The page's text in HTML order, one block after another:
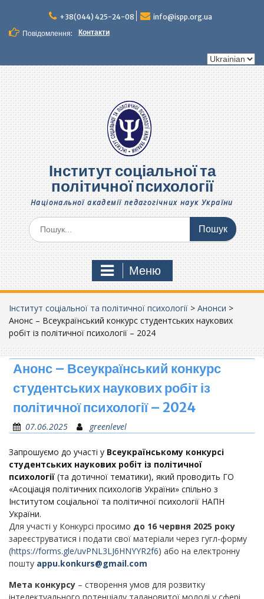
вмісту
+38(044) 425-24-08
info@ispp.org.ua
Повідомлення:
Контакти
Вибрати
Інститут соціальної та
політичної психології
Національної академії педагогічних наук України
Шукати:
Меню
Інститут соціальної та політичної психології > Анонси >
Анонс – Всеукраїнський конкурс студентських наукових
робіт із політичної психології – 2024
Анонс – Всеукраїнський конкурс
студентських наукових робіт із
політичної психології – 2024
07.06.2025 greenlevel
Запрошуємо до участі у Всеукраїнському конкурсі
студентських наукових робіт із політичної
психології (та дотичної тематики), який проводить ГО
«Асоціація політичних психологів України» спільно з
Інститутом соціальної та політичної психології НАПН
України.
Для участі у Конкурсі просимо до 16 червня 2025 року
зареєструватися і подати свої матеріали через гугл-форму
(https://forms.gle/uvPNL3LJ6HNYYR2f6) або на електронну
пошту appu.konkurs@gmail.com
Мета конкурсу – створення умов для розвитку